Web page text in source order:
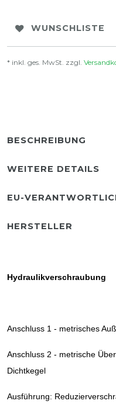
WUNSCHLISTE
* inkl. ges. MwSt. zzgl.
BESCHREIBUNG
WEITERE DETAILS
EU-
HERSTELLER
Hydraulikverschraubung
Anschluss 1 - metrisches
Anschluss 2 - metrische
Dichtkegel
Ausführung: